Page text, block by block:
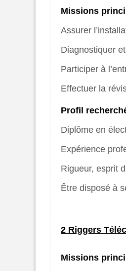
Missions
Assurer
Diagnostiquer
Participer à
Effectuer la
Profil
Diplôme en
Expérience
Rigueur, esprit
Être disposé à
2 Riggers
Missions